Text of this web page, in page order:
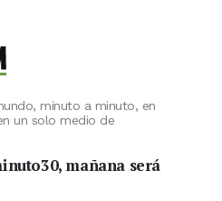
minuto a minuto, en
un solo medio de
mañana será